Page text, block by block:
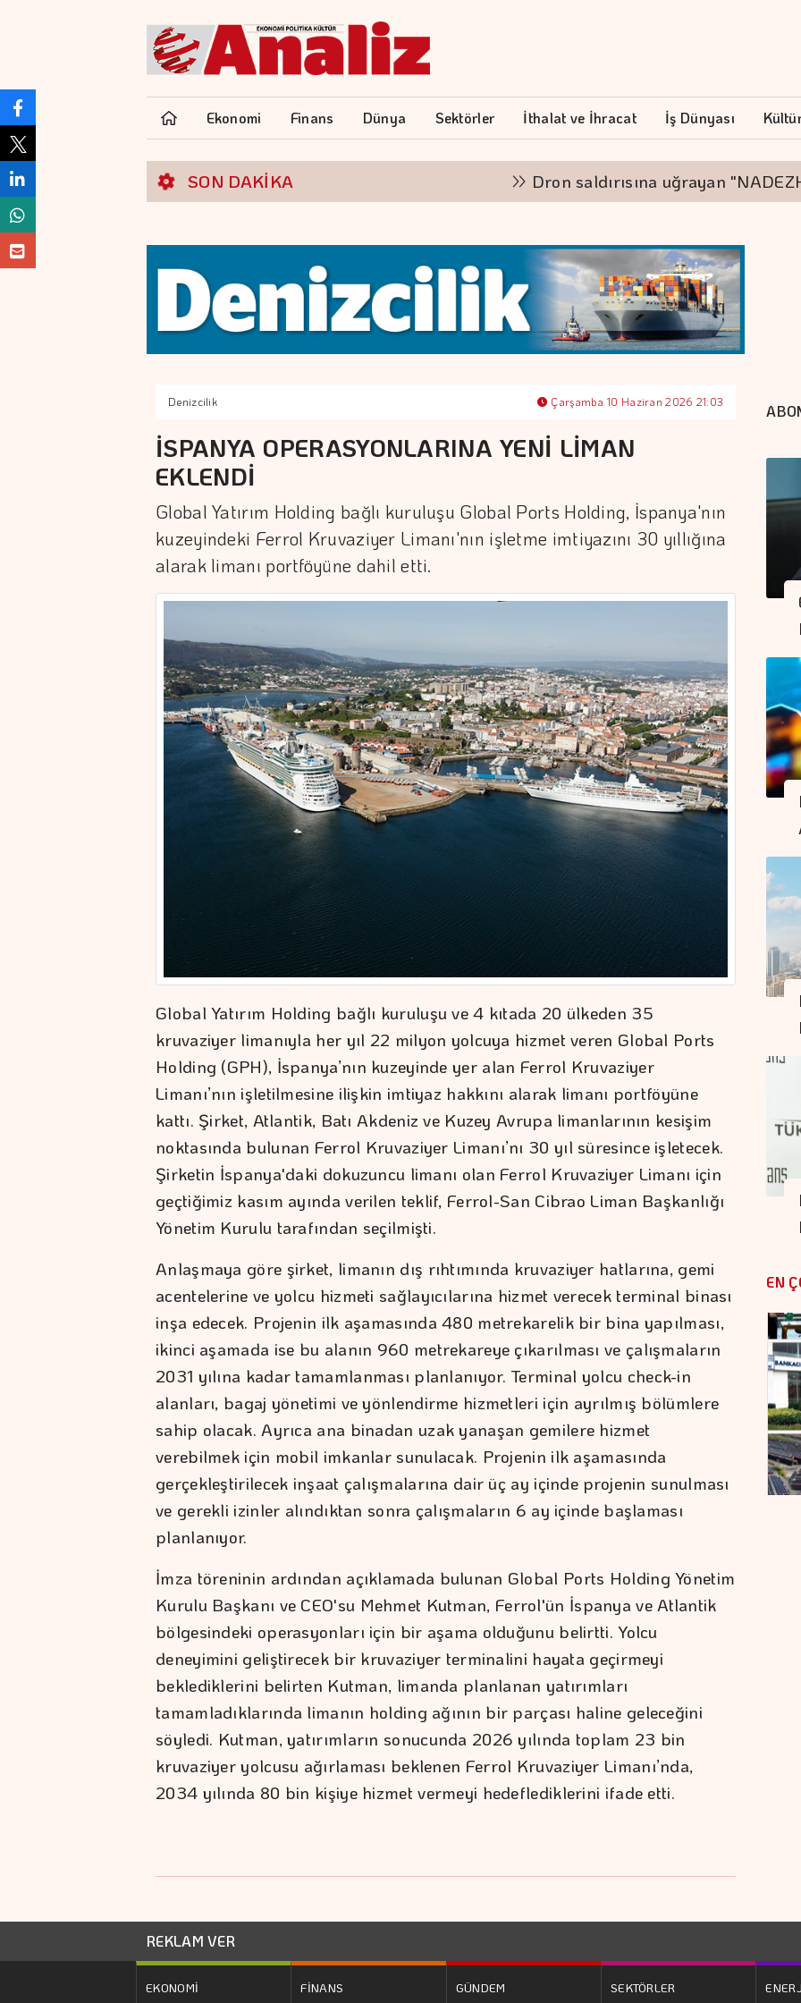
Ekonomi Finans Dünya Sektörler İthalat ve İhracat İş Dünyası
SON DAKİKA Dron saldırısına uğrayan
Denizcilik Çarşamba 10 Haziran 2026 21:03
İSPANYA OPERASYONLARINA YENİ LİMAN
EKLENDİ
Global Yatırım Holding bağlı kuruluşu Global Ports Holding, İspanya'nın
kuzeyindeki Ferrol Kruvaziyer Limanı'nın işletme imtiyazını 30 yıllığına
alarak limanı portföyüne dahil etti.
Global Yatırım Holding bağlı kuruluşu ve 4 kıtada 20 ülkeden 35
kruvaziyer limanıyla her yıl 22 milyon yolcuya hizmet veren Global Ports
Holding (GPH), İspanya’nın kuzeyinde yer alan Ferrol Kruvaziyer
Limanı’nın işletilmesine ilişkin imtiyaz hakkını alarak limanı portföyüne
kattı. Şirket, Atlantik, Batı Akdeniz ve Kuzey Avrupa limanlarının kesişim
noktasında bulunan Ferrol Kruvaziyer Limanı’nı 30 yıl süresince işletecek.
Şirketin İspanya'daki dokuzuncu limanı olan Ferrol Kruvaziyer Limanı için
geçtiğimiz kasım ayında verilen teklif, Ferrol-San Cibrao Liman Başkanlığı
Yönetim Kurulu tarafından seçilmişti.
Anlaşmaya göre şirket, limanın dış rıhtımında kruvaziyer hatlarına, gemi
acentelerine ve yolcu hizmeti sağlayıcılarına hizmet verecek terminal binası
inşa edecek. Projenin ilk aşamasında 480 metrekarelik bir bina yapılması,
ikinci aşamada ise bu alanın 960 metrekareye çıkarılması ve çalışmaların
2031 yılına kadar tamamlanması planlanıyor. Terminal yolcu check-in
alanları, bagaj yönetimi ve yönlendirme hizmetleri için ayrılmış bölümlere
sahip olacak. Ayrıca ana binadan uzak yanaşan gemilere hizmet
verebilmek için mobil imkanlar sunulacak. Projenin ilk aşamasında
gerçekleştirilecek inşaat çalışmalarına dair üç ay içinde projenin sunulması
ve gerekli izinler alındıktan sonra çalışmaların 6 ay içinde başlaması
planlanıyor.
İmza töreninin ardından açıklamada bulunan Global Ports Holding Yönetim
Kurulu Başkanı ve CEO'su Mehmet Kutman, Ferrol'ün İspanya ve Atlantik
bölgesindeki operasyonları için bir aşama olduğunu belirtti. Yolcu
deneyimini geliştirecek bir kruvaziyer terminalini hayata geçirmeyi
beklediklerini belirten Kutman, limanda planlanan yatırımları
tamamladıklarında limanın holding ağının bir parçası haline geleceğini
söyledi. Kutman, yatırımların sonucunda 2026 yılında toplam 23 bin
kruvaziyer yolcusu ağırlaması beklenen Ferrol Kruvaziyer Limanı’nda,
2034 yılında 80 bin kişiye hizmet vermeyi hedeflediklerini ifade etti.
EN
REKLAM VER
EKONOMİ FİNANS GÜNDEM SEKTÖRLER